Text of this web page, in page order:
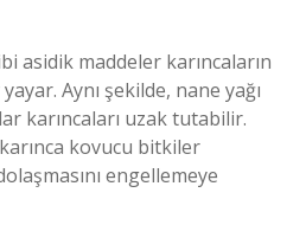
asidik maddeler karıncaların
Aynı şekilde, nane yağı
karıncaları uzak tutabilir.
kovucu bitkiler
engellemeye